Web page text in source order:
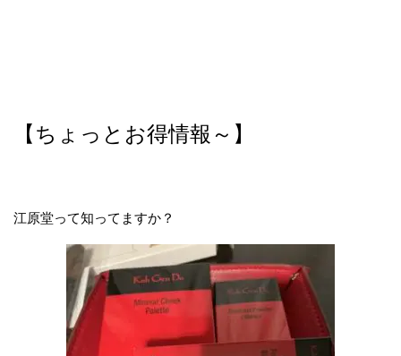
【ちょっとお得情報～】
江原堂って知ってますか？